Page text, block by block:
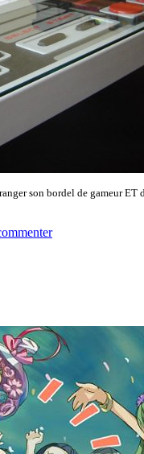
son bordel de gameur ET